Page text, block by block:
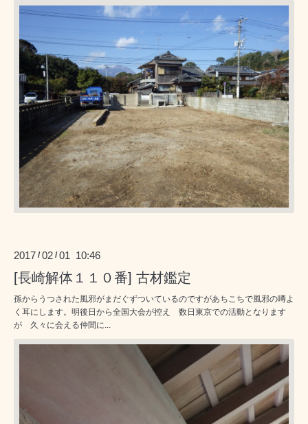
2017 /02 /01 10:46
[長崎解体１１０番] 古材鑑定
孫からうつされた風邪がまだぐずついているのですがあちこちで風邪の噂よ
く耳にします。明後日から全国大会が控え 数日東京での活動となります
が 久々に会える仲間に...